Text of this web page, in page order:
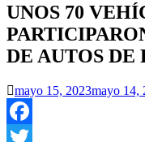
UNOS 70
DE AUTOS DE
mayo 15, 2023mayo 14,
Facebook